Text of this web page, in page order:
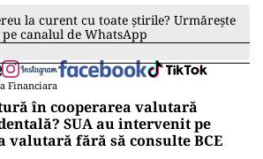
la curent cu toate știrile? Urmărește
canalul de WhatsApp
Financiara
în cooperarea valutară
SUA au intervenit pe
valutară fără să consulte BCE